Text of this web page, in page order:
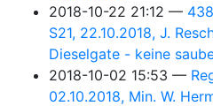
2018-10-22 21:12
S21, 22.10.2018, J.
Dieselgate - keine
2018-10-02 15:53
02.10.2018, Min. W.